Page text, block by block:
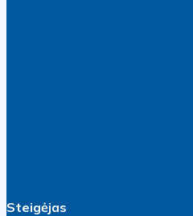
Steigėjas